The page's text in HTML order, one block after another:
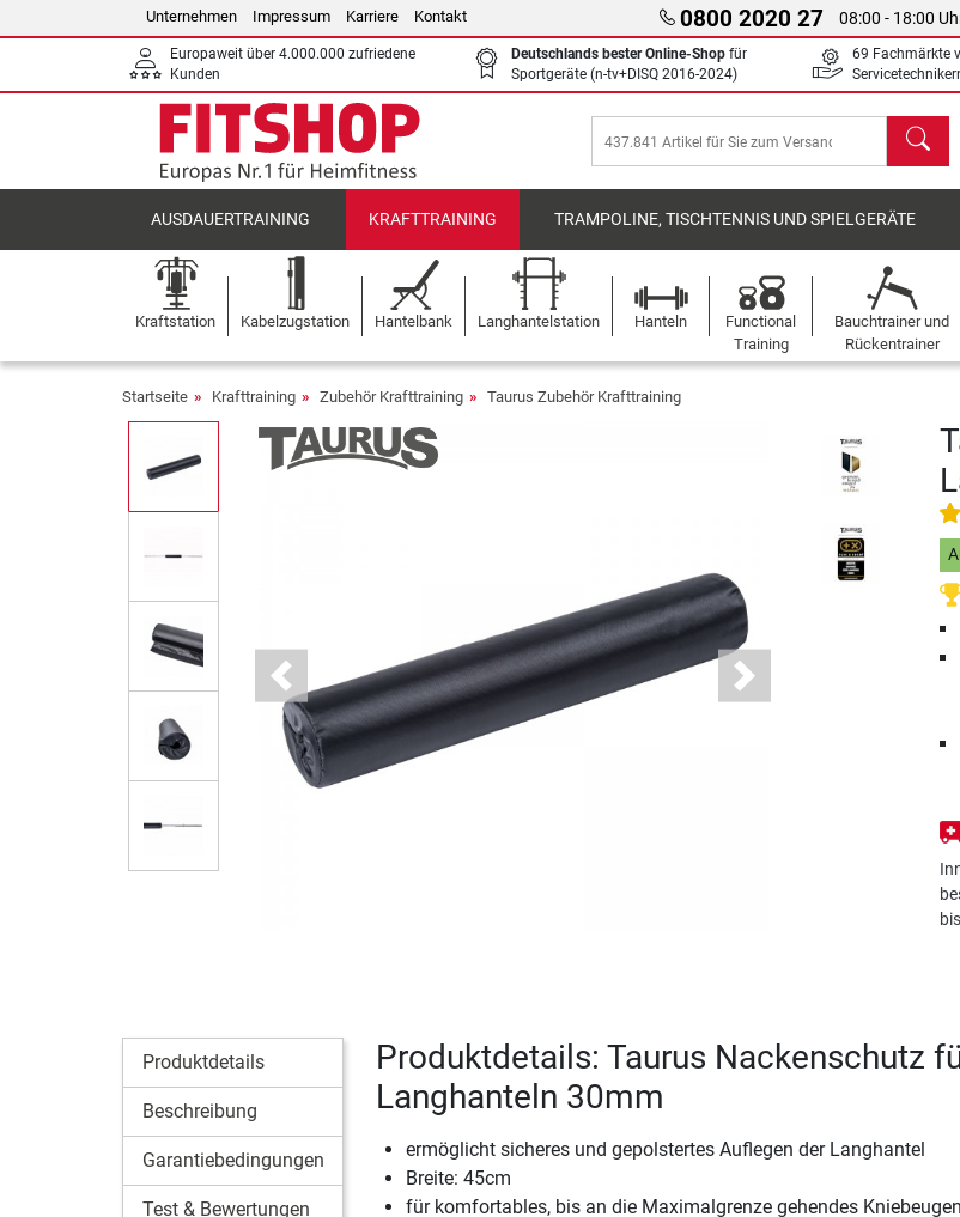
Unternehmen Impressum Karriere Kontakt 0800 2020 27 08:00 - 18:00
Europaweit über 4.000.000 zufriedene
Kunden
Deutschlands bester Online-Shop für
Sportgeräte (n-tv+DISQ 2016-2024)
69 Fachmärkte
Suchen
AUSDAUERTRAINING KRAFTTRAINING TRAMPOLINE, TISCHTENNIS UND SPIELGERÄTE
Kraftstation Kabelzugstation Hantelbank Langhantelstation Hanteln
Functional
Training
Bauchtrainer und
Rückentrainer
Startseite Krafttraining Zubehör Krafttraining Taurus Zubehör Krafttraining
Previous Next
Produktdetails
Beschreibung
Garantiebedingungen
Test & Bewertungen
Produktdetails: Taurus Nackenschutz
Langhanteln 30mm
ermöglicht sicheres und gepolstertes Auflegen der Langhantel
Breite: 45cm
für komfortables, bis an die Maximalgrenze gehendes